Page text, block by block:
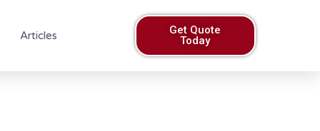
Articles
Get Quote
Today